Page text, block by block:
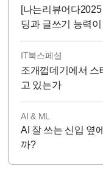
[나는리뷰어다
딩과 글쓰기 능력
만...!"
IT북스페셜
조개껍데기에서 스
고 있는가
AI & ML
AI 잘 쓰는 신입 옆
까?